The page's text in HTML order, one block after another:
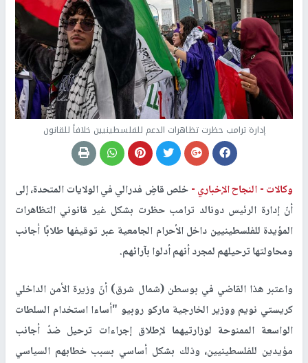
إدارة ترامب حظرت تظاهرات الدعم للفلسطينيين خلافاً للقانون
وكالات -النجاح الإخباري -خلص قاضٍ فدرالي في الولايات المتحدة، إلى
أنّ إدارة الرئيس دونالد ترامب حظرت بشكل غير قانوني التظاهرات
المؤيدة للفلسطينيين داخل الأحرام الجامعية عبر توقيفها طلابًا أجانب
ومحاولتها ترحيلهم لمجرد أنهم أدلوا بآرائهم.
واعتبر هذا القاضي في بوسطن (شمال شرق) أنّ وزيرة الأمن الداخلي
كريستي نويم ووزير الخارجية ماركو روبيو "أساءا استخدام السلطات
الواسعة الممنوحة لوزارتيهما لإطلاق إجراءات ترحيل ضدّ أجانب
مؤيدين للفلسطينيين، وذلك بشكل أساسي بسبب خطابهم السياسي